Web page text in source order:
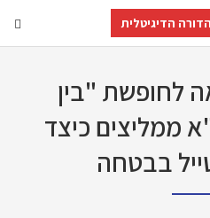
הדיגיטלית
לחופשת "בין
ממליצים כיצד
בבטחה